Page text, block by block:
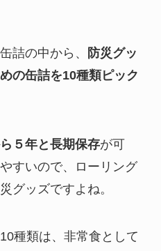
詰の中から、
防災グッ
の缶詰を10種類ピック
５年と長期保存が可
すいので、ローリング
グッズですよね。
種類は、非常食として